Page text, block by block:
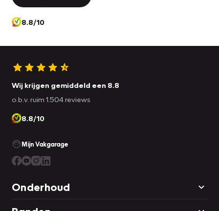
8.8/10
Wij krijgen gemiddeld een 8.8
o.b.v. ruim 1.504 reviews
8.8/10
Mijn Vakgarage
Onderhoud